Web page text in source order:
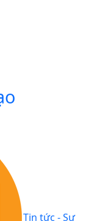
Tin tức - Sự